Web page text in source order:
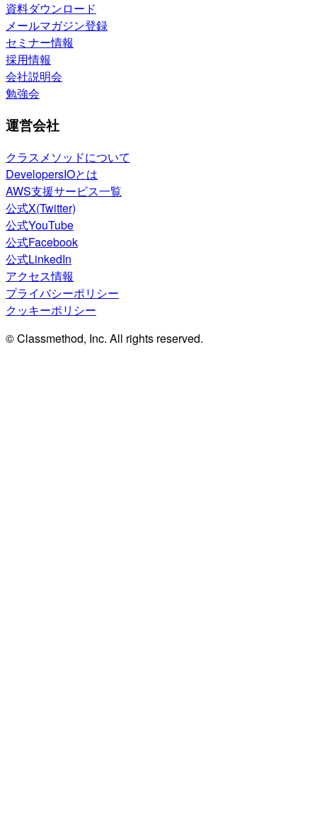
資料ダウンロード
メールマガジン登録
セミナー情報
採用情報
会社説明会
勉強会
運営会社
クラスメソッドについて
DevelopersIOとは
AWS支援サービス一覧
公式X(Twitter)
公式YouTube
公式Facebook
公式LinkedIn
アクセス情報
プライバシーポリシー
クッキーポリシー
© Classmethod, Inc. All rights reserved.